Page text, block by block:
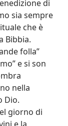
di
sia sempre
che è
Bibbia.
folla”
e si son
nella
Dio.
giorno di